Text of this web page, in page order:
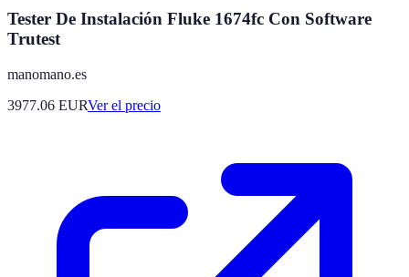
Tester De Instalación Fluke 1674fc Con Software
Trutest
manomano.es
3977.06 EURVer el precio